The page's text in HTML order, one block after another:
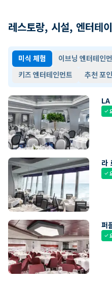
레스토랑, 시설, 엔터테
미식 체험 이브닝 엔터테인
키즈 엔터테인먼트
추천 포
LA
check
라
check
퍼
check